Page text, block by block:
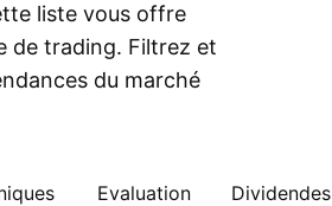
liste vous offre
de trading. Filtrez et
du marché
Evaluation Dividendes